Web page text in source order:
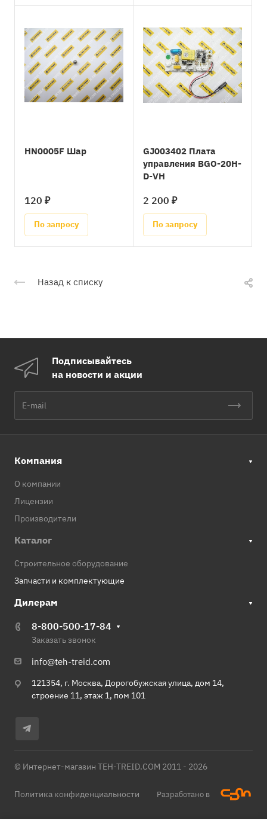
HN0005F Шар
120 ₽
По запросу
GJ003402 Плата
управления BGO-20H-
D-VH
2 200 ₽
По запросу
Назад к списку
Подписывайтесь
на новости и акции
Компания
О компании
Лицензии
Производители
Каталог
Строительное оборудование
Запчасти и комплектующие
Дилерам
8-800-500-17-84
Заказать звонок
info@teh-treid.com
121354, г. Москва, Дорогобужская улица, дом 14,
строение 11, этаж 1, пом 101
© Интернет-магазин TEH-TREID.COM 2011 - 2026
Политика конфиденциальности Разработано в